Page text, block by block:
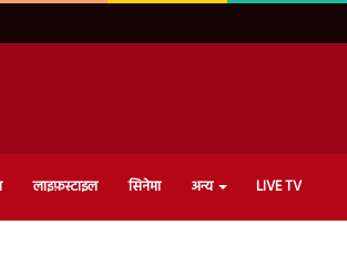
लाइफ़स्टाइल सिनेमा अन्य LIVE TV